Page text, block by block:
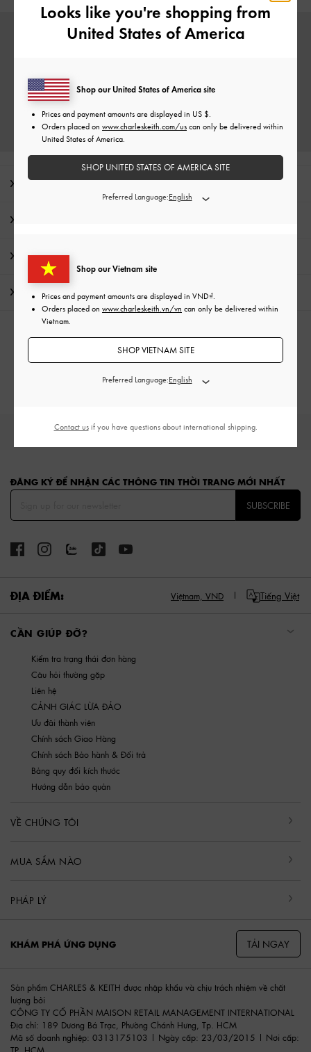
Lời nhắn từ biên tập
Khuyến mãi
Vận chuyển & trả hàng
DANH MỤC LIÊN QUAN
Túi Đen
HÀNG MỚI GIÀY TÚI VÍ PHỤ KIỆN
ĐĂNG KÝ ĐỂ NHẬN CÁC THÔNG TIN THỜI TRANG MỚI NHẤT
SUBSCRIBE
ĐỊA ĐIỂM: Việtnam, VND Tiếng Việt
CẦN GIÚP ĐỠ?
Kiểm tra trạng thái đơn hàng
Câu hỏi thường gặp
Liên hệ
CẢNH GIÁC LỪA ĐẢO
Ưu đãi thành viên
Chính sách Giao Hàng
Chính sách Bảo hành & Đổi trả
Bảng quy đổi kích thước
Hướng dẫn bảo quản
VỀ CHÚNG TÔI
MUA SẮM NÀO
PHÁP LÝ
KHÁM PHÁ ỨNG DỤNG TẢI NGAY
Sản phẩm CHARLES & KEITH được nhập khẩu và chịu trách nhiệm về chất
lượng bởi
CÔNG TY CỔ PHẦN MAISON RETAIL MANAGEMENT INTERNATIONAL
Địa chỉ: 189 Dương Bá Trạc, Phường Chánh Hưng, Tp. HCM
Mã số doanh nghiệp: 0313175103 | Ngày cấp: 23/03/2015 | Nơi cấp:
Looks like you're shopping from
United States of America
Shop our Vietnam site
Prices and payment amounts are displayed in VND .
Orders placed on www.charleskeith.vn/vn can only be delivered within
Vietnam.
SHOP VIETNAM SITE
Preferred Language:
Shop our United States of America site
Prices and payment amounts are displayed in US $
Orders placed on www.charleskeith.com/us can only be delivered within
United States of America.
SHOP UNITED STATES OF AMERICA SITE
Preferred Language:
Contact usif you have questions about international shipping.